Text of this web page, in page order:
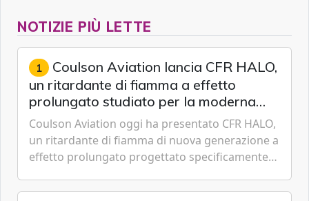
NOTIZIE PIÙ LETTE
1 Coulson Aviation lancia CFR HALO,
un ritardante di fiamma a effetto
prolungato studiato per la moderna
lotta aerea contro gli incendi
Coulson Aviation oggi ha presentato CFR HALO,
un ritardante di fiamma di nuova generazione a
effetto prolungato progettato specificamente
missioni an...